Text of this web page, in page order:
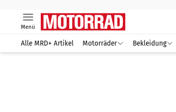
Menü
Alle MRD+ Artikel Motorräder Bekleidung